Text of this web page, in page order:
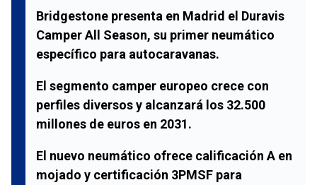
Bridgestone presenta en Madrid el Duravis
Camper All Season, su primer neumático
específico para autocaravanas.
El segmento camper europeo crece con
perfiles diversos y alcanzará los 32.500
millones de euros en 2031.
El nuevo neumático ofrece calificación A en
mojado y certificación 3PMSF para